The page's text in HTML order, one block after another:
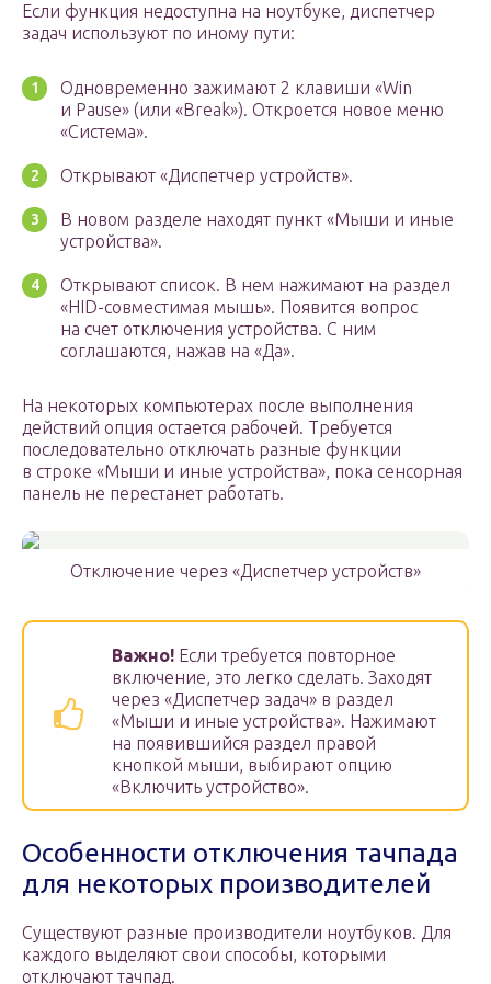
Если функция недоступна на ноутбуке, диспетчер
задач используют по иному пути:
Одновременно зажимают 2 клавиши «Win
и Pause» (или «Break»). Откроется новое меню
«Система».
Открывают «Диспетчер устройств».
В новом разделе находят пункт «Мыши и иные
устройства».
Открывают список. В нем нажимают на раздел
«HID-совместимая мышь». Появится вопрос
на счет отключения устройства. С ним
соглашаются, нажав на «Да».
На некоторых компьютерах после выполнения
действий опция остается рабочей. Требуется
последовательно отключать разные функции
в строке «Мыши и иные устройства», пока сенсорная
панель не перестанет работать.
Отключение через «Диспетчер устройств»
Важно! Если требуется повторное
включение, это легко сделать. Заходят
через «Диспетчер задач» в раздел
«Мыши и иные устройства». Нажимают
на появившийся раздел правой
кнопкой мыши, выбирают опцию
«Включить устройство».
Особенности отключения тачпада
для некоторых производителей
Существуют разные производители ноутбуков. Для
каждого выделяют свои способы, которыми
отключают тачпад.